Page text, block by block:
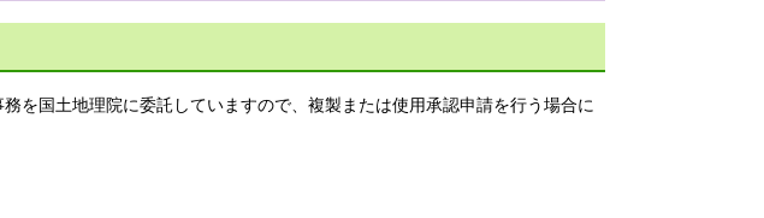
を国土地理院に委託していますので、複製または使用承認申請を行う場合に